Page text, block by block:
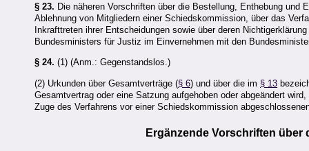
§ 23. Die näheren Vorschriften über die Bestellung, Enthebung
Ablehnung von Mitgliedern einer Schiedskommission, über das
Inkrafttreten ihrer Entscheidungen sowie über deren
Bundesministers für Justiz im Einvernehmen mit den
§ 24. (1) (Anm.: Gegenstandslos.)
(2) Urkunden über Gesamtverträge (§ 6) und über die im § 13
Gesamtvertrag oder eine Satzung aufgehoben oder abgeändert
Zuge des Verfahrens vor einer Schiedskommission
Ergänzende Vorschriften